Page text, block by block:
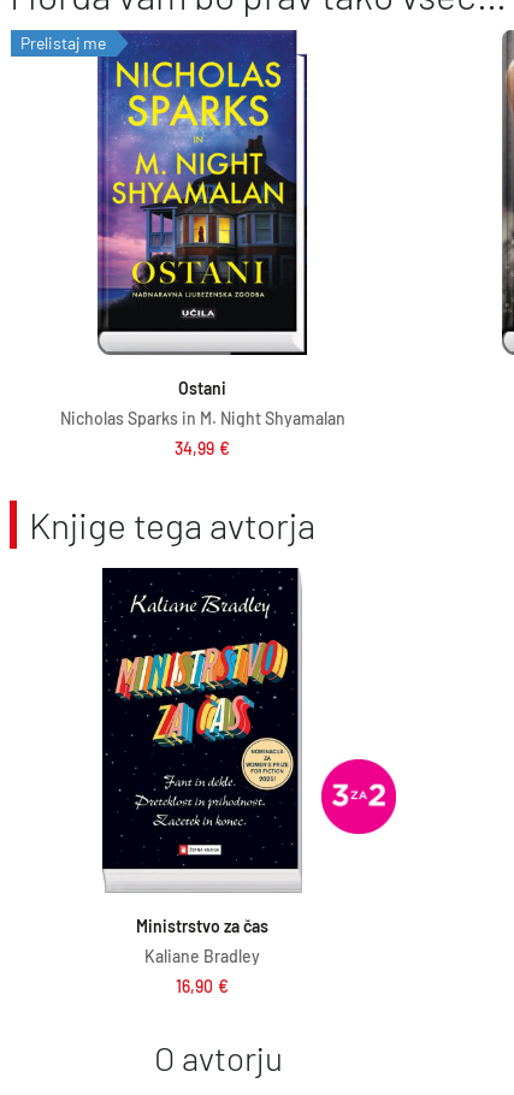
Prelistaj me
Ostani
Nicholas Sparks in M. Night Shyamalan
34,99 €
Dodaj v košarico
Knjige tega avtorja
Ministrstvo za čas
Kaliane Bradley
16,90 €
Dodaj v košarico
O avtorju